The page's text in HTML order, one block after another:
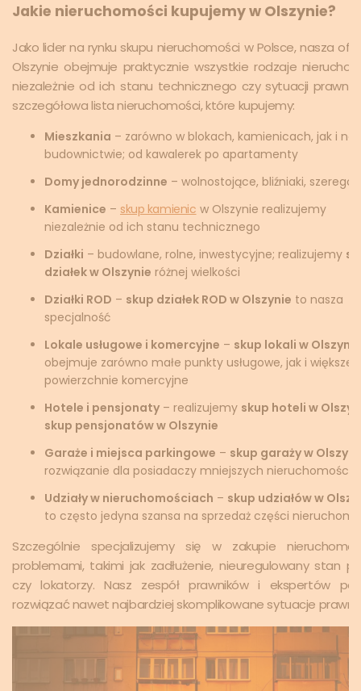
Jakie nieruchomości kupujemy w Olszynie?
Jako lider na rynku skupu nieruchomości w Polsce, nasza
Olszynie obejmuje praktycznie wszystkie rodzaje
niezależnie od ich stanu technicznego czy sytuacji
szczegółowa lista nieruchomości, które kupujemy:
Mieszkania – zarówno w blokach, kamienicach, jak i
budownictwie; od kawalerek po apartamenty
Domy jednorodzinne – wolnostojące, bliźniaki,
Kamienice – skup kamienic w Olszynie realizujemy
niezależnie od ich stanu technicznego
Działki – budowlane, rolne, inwestycyjne; realizujemy
działek w Olszynie różnej wielkości
Działki ROD – skup działek ROD w Olszynie to nasza
specjalność
Lokale usługowe i komercyjne – skup lokali w Olszynie
obejmuje zarówno małe punkty usługowe, jak i większe
powierzchnie komercyjne
Hotele i pensjonaty – realizujemy skup hoteli w
skup pensjonatów w Olszynie
Garaże i miejsca parkingowe – skup garaży w
rozwiązanie dla posiadaczy mniejszych nieruchomości
Udziały w nieruchomościach – skup udziałów w
to często jedyna szansa na sprzedaż części
Szczególnie specjalizujemy się w zakupie
problemami, takimi jak zadłużenie, nieuregulowany stan
czy lokatorzy. Nasz zespół prawników i ekspertów
rozwiązać nawet najbardziej skomplikowane sytuacje